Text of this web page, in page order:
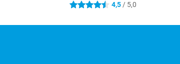
4.5 sterren 4,5/ 5,0